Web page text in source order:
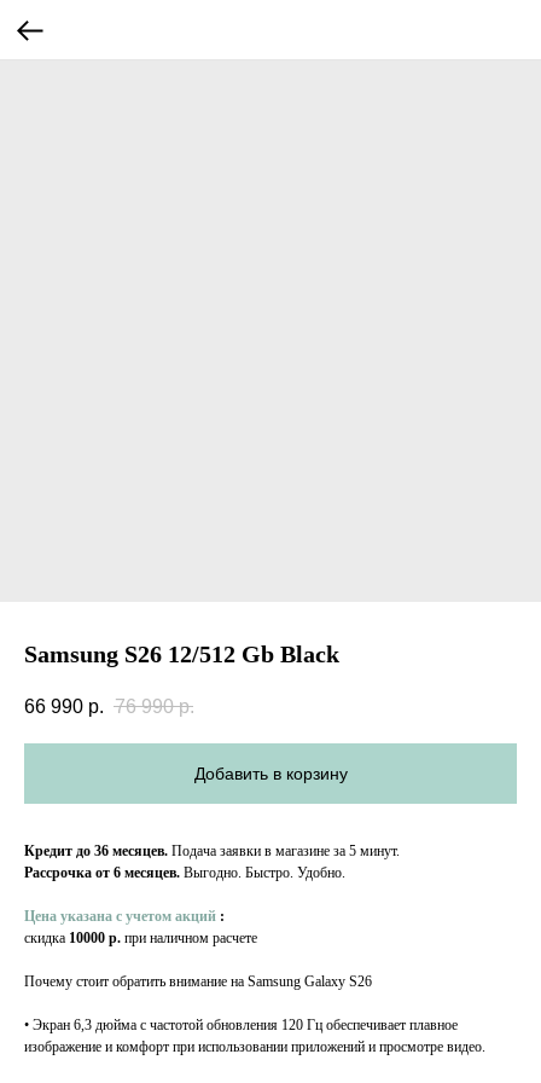
Samsung S26 12/512 Gb Black
66 990 р. 76 990 р.
Добавить в корзину
Кредит до 36 месяцев. Подача заявки в магазине за 5 минут.
Рассрочка от 6 месяцев. Выгодно. Быстро. Удобно.
Цена указана с учетом акций :
скидка 10000 р. при наличном расчете
Почему стоит обратить внимание на Samsung Galaxy S26
• Экран 6,3 дюйма с частотой обновления 120 Гц обеспечивает плавное
изображение и комфорт при использовании приложений и просмотре видео.